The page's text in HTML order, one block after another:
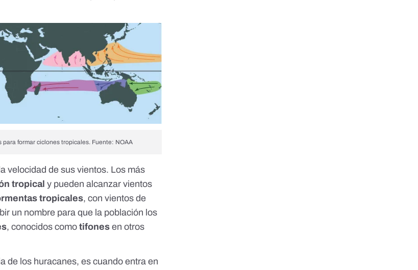
formar ciclones tropicales. Fuente: NOAA
velocidad de sus vientos. Los más
tropicaly pueden alcanzar vientos
tropicales, con vientos de
un nombre para que la población los
, conocidos comotifones en otros
de los huracanes, es cuando entra en